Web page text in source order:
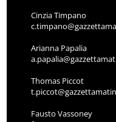
Cinzia Timpano
Arianna Papalia
Thomas Piccot
Fausto Vassoney